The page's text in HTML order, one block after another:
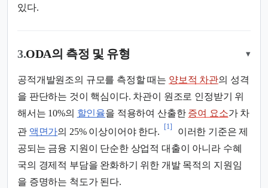
있다.
3.ODA의 측정 및 유형 ▾
공적개발원조의 규모를 측정할 때는 양보적 차관의 성격
을 판단하는 것이 핵심이다. 차관이 원조로 인정받기 위
해서는 10%의 할인율을 적용하여 산출한 증여 요소가 차
관 액면가의 25% 이상이어야 한다.
[1]
이러한 기준은 제
공되는 금융 지원이 단순한 상업적 대출이 아니라 수혜
국의 경제적 부담을 완화하기 위한 개발 목적의 지원임
을 증명하는 척도가 된다.